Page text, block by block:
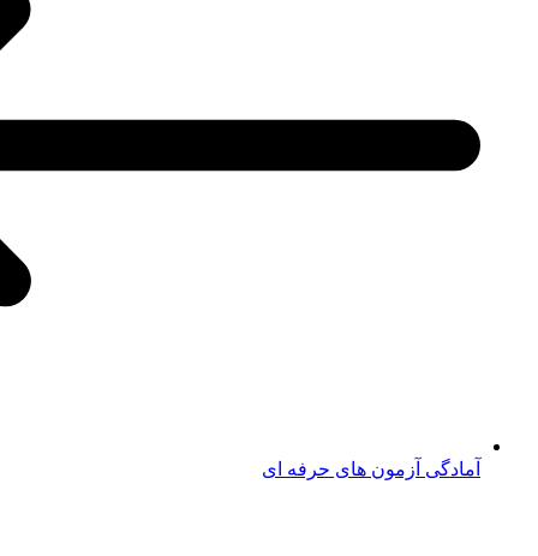
آمادگی آزمون های حرفه ای